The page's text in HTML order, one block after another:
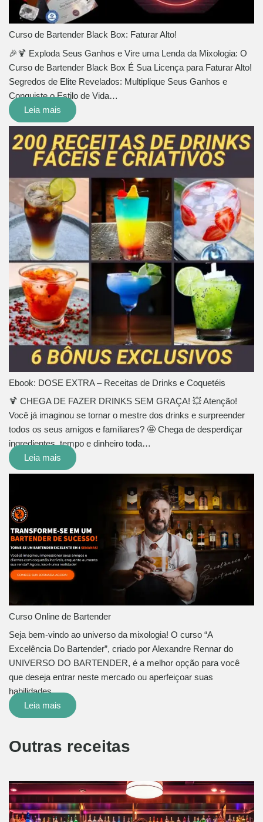
Curso de Bartender Black Box: Faturar Alto!
🎉🍹 Exploda Seus Ganhos e Vire uma Lenda da Mixologia: O
Curso de Bartender Black Box É Sua Licença para Faturar Alto!
Segredos de Elite Revelados: Multiplique Seus Ganhos e
Conquiste o Estilo de Vida…
Leia mais
Ebook: DOSE EXTRA – Receitas de Drinks e Coquetéis
🍹 CHEGA DE FAZER DRINKS SEM GRAÇA! 💥 Atenção!
Você já imaginou se tornar o mestre dos drinks e surpreender
todos os seus amigos e familiares? 🤩 Chega de desperdiçar
ingredientes, tempo e dinheiro toda…
Leia mais
Curso Online de Bartender
Seja bem-vindo ao universo da mixologia! O curso “A
Excelência Do Bartender”, criado por Alexandre Rennar do
UNIVERSO DO BARTENDER, é a melhor opção para você
que deseja entrar neste mercado ou aperfeiçoar suas
habilidades…
Leia mais
Outras receitas